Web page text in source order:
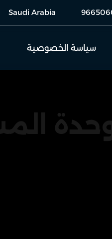
Saudi Arabia
سياسة الخصوصية